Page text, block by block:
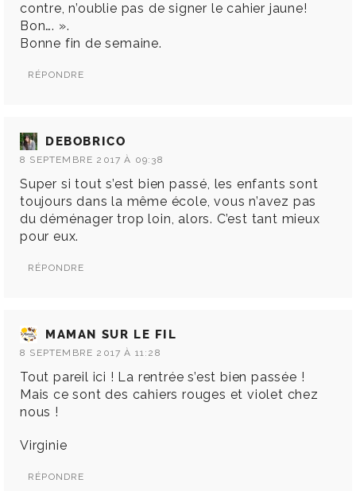
contre, n’oublie pas de signer le cahier jaune!
Bon…. ».
Bonne fin de semaine.
RÉPONDRE
DEBOBRICO
8 SEPTEMBRE 2017 À 09:38
Super si tout s’est bien passé, les enfants sont
toujours dans la même école, vous n’avez pas
du déménager trop loin, alors. C’est tant mieux
pour eux.
RÉPONDRE
MAMAN SUR LE FIL
8 SEPTEMBRE 2017 À 11:28
Tout pareil ici ! La rentrée s’est bien passée !
Mais ce sont des cahiers rouges et violet chez
nous !
Virginie
RÉPONDRE